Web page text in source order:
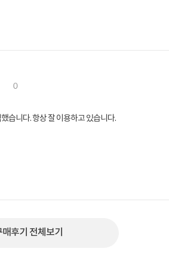
0
습니다. 항상 잘 이용하고 있습니다.
매후기 전체보기